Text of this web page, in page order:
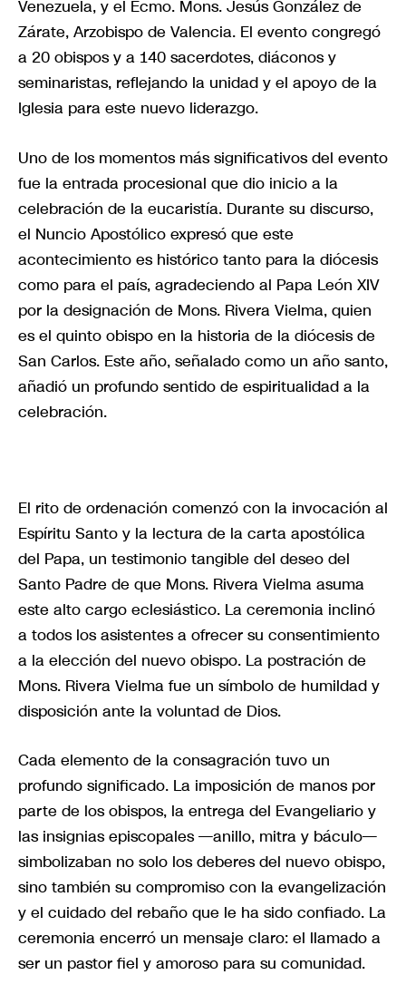
Venezuela, y el Ecmo. Mons. Jesús González de
Zárate, Arzobispo de Valencia. El evento congregó
a 20 obispos y a 140 sacerdotes, diáconos y
seminaristas, reflejando la unidad y el apoyo de la
Iglesia para este nuevo liderazgo.
Uno de los momentos más significativos del evento
fue la entrada procesional que dio inicio a la
celebración de la eucaristía. Durante su discurso,
el Nuncio Apostólico expresó que este
acontecimiento es histórico tanto para la diócesis
como para el país, agradeciendo al Papa León XIV
por la designación de Mons. Rivera Vielma, quien
es el quinto obispo en la historia de la diócesis de
San Carlos. Este año, señalado como un año santo,
añadió un profundo sentido de espiritualidad a la
celebración.
El rito de ordenación comenzó con la invocación al
Espíritu Santo y la lectura de la carta apostólica
del Papa, un testimonio tangible del deseo del
Santo Padre de que Mons. Rivera Vielma asuma
este alto cargo eclesiástico. La ceremonia inclinó
a todos los asistentes a ofrecer su consentimiento
a la elección del nuevo obispo. La postración de
Mons. Rivera Vielma fue un símbolo de humildad y
disposición ante la voluntad de Dios.
Cada elemento de la consagración tuvo un
profundo significado. La imposición de manos por
parte de los obispos, la entrega del Evangeliario y
las insignias episcopales —anillo, mitra y báculo—
simbolizaban no solo los deberes del nuevo obispo,
sino también su compromiso con la evangelización
y el cuidado del rebaño que le ha sido confiado. La
ceremonia encerró un mensaje claro: el llamado a
ser un pastor fiel y amoroso para su comunidad.